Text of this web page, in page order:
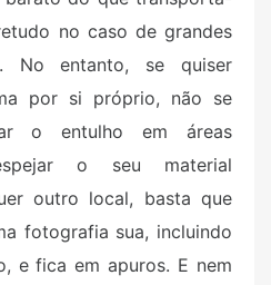
no caso de grandes
No entanto, se quiser
por si próprio, não se
o entulho em áreas
o seu material
outro local, basta que
fotografia sua, incluindo
e fica em apuros. E nem